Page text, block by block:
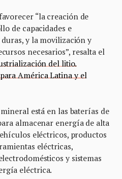
“la creación de
de capacidades e
y la movilización y
necesarios”, resalta el
del litio.
América Latina y el
está en las baterías de
almacenar energía de alta
eléctricos, productos
eléctricas,
y sistemas
eléctrica.